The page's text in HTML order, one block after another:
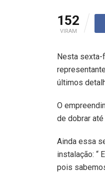
152
VIRAM
Nesta sexta-
últimos
O
de dobrar
Ainda essa
instalação: “
pois